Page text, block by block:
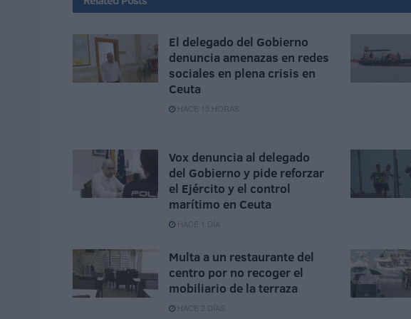
El delegado del Gobierno
denuncia amenazas en redes
sociales en plena crisis en
Ceuta
HACE 15 HORAS
Vox denuncia al delegado
del Gobierno y pide reforzar
el Ejército y el control
marítimo en Ceuta
HACE 1 DÍA
Multa a un restaurante del
centro por no recoger el
mobiliario de la terraza
HACE 2 DÍAS